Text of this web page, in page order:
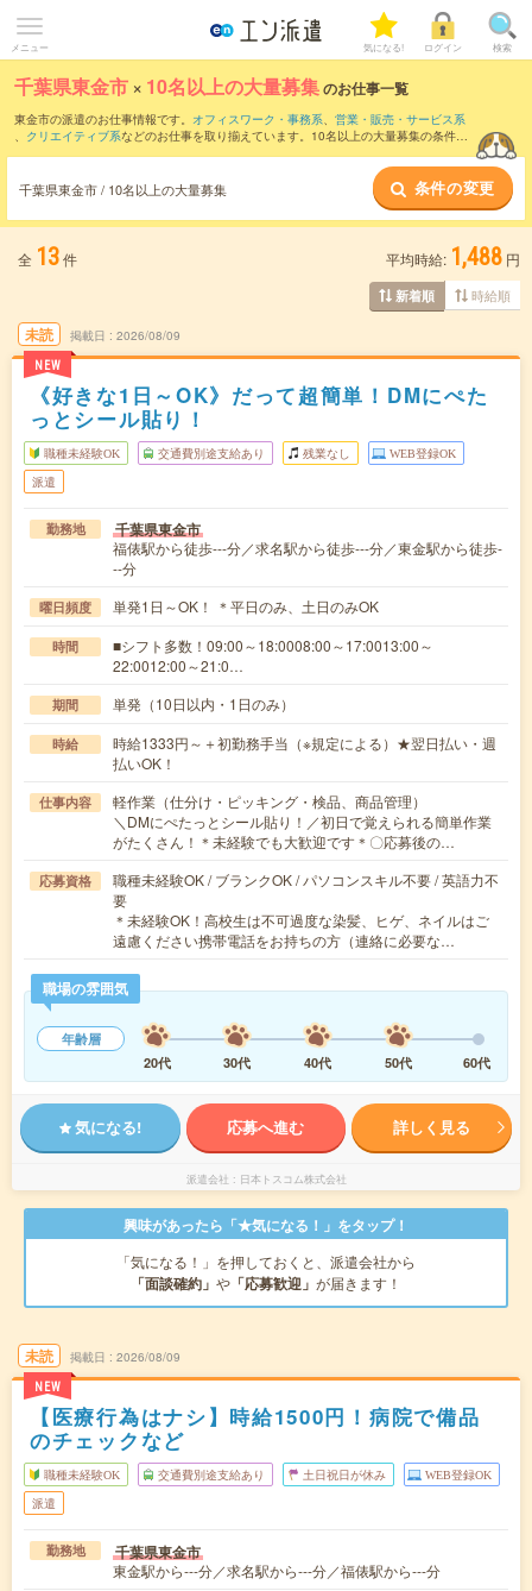
メニュー 気になる! ログイン 検索
千葉県東金市 × 10名以上の大量募集のお仕事一覧
東金市の派遣のお仕事情報です。 オフィスワーク・事務系、 営業・販売・サービス系
、 クリエイティブ系などのお仕事を取り揃えています。10名以上の大量募集の条件の
千葉県東金市 / 10名以上の大量募集 条件の変更
全 13件 平均時給: 1,488 円
新着順 時給順
未読
NEW
掲載日 2026/08/09
《好きな1日～OK》だって超簡単！DMにぺた
っとシール貼り！
職種未経験OK 交通費別途支給あり 残業なし WEB登録OK
派遣
勤務地 千葉県東金市
福俵駅から徒歩---分／求名駅から徒歩---分／東金駅から徒歩-
--分
曜日頻度 単発1日～OK！ ＊平日のみ、土日のみOK
時間
■シフト多数！09:00～18:0008:00～17:0013:00～
22:0012:00～21:0…
期間 単発（10日以内・1日のみ）
時給
時給1333円～＋初勤務手当（※規定による）★翌日払い・週
払いOK！
仕事内容
軽作業（仕分け・ピッキング・検品、商品管理）
＼DMにぺたっとシール貼り！／初日で覚えられる簡単作業
がたくさん！＊未経験でも大歓迎です＊〇応募後の…
応募資格
職種未経験OK / ブランクOK / パソコンスキル不要 / 英語力不
要
＊未経験OK！高校生は不可過度な染髪、ヒゲ、ネイルはご
遠慮ください携帯電話をお持ちの方（連絡に必要な…
職場の雰囲気
年齢層
20代
30代 40代 50代 60代
気になる! 応募へ進む 詳しく見る
派遣会社 日本トスコム株式会社
興味があったら「★気になる！」をタップ！
「気になる！」を押しておくと、派遣会社から
「面談確約」 や 「応募歓迎」 が届きます！
未読
NEW
掲載日 2026/08/09
【医療行為はナシ】時給1500円！病院で備品
のチェックなど
職種未経験OK 交通費別途支給あり 土日祝日が休み WEB登録OK
派遣
勤務地 千葉県東金市
東金駅から---分／求名駅から---分／福俵駅から---分